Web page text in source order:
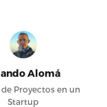
Alomá
Proyectos en un
Startup